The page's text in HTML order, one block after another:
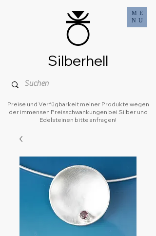
ME
NU
Preise und Verfügbarkeit meiner Produkte wegen
der immensen Preisschwankungen bei Silber und
Edelsteinen bitte anfragen!
Silberhell